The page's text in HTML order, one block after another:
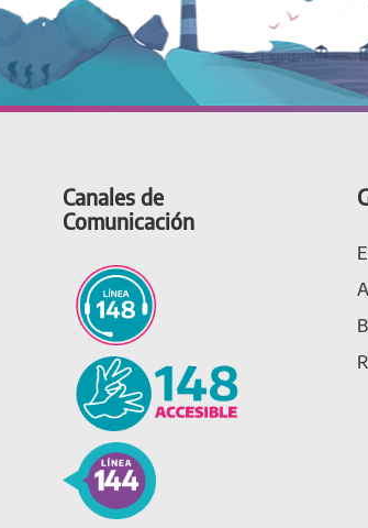
Canales de
Comunicación